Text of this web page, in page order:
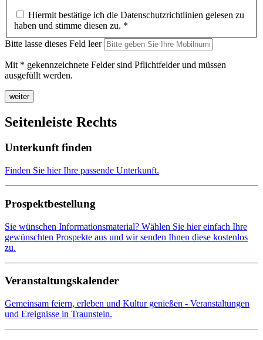
Hiermit bestätige ich die Datenschutzrichtlinien gelesen zu
haben und stimme diesen zu. *
Bitte lasse dieses Feld leer
Mit * gekennzeichnete Felder sind Pflichtfelder und müssen
ausgefüllt werden.
Seitenleiste Rechts
Unterkunft finden
Finden Sie hier Ihre passende Unterkunft.
Prospektbestellung
Sie wünschen Informationsmaterial? Wählen Sie hier einfach Ihre
gewünschten Prospekte aus und wir senden Ihnen diese kostenlos
zu.
Veranstaltungskalender
Gemeinsam feiern, erleben und Kultur genießen - Veranstaltungen
und Ereignisse in Traunstein.